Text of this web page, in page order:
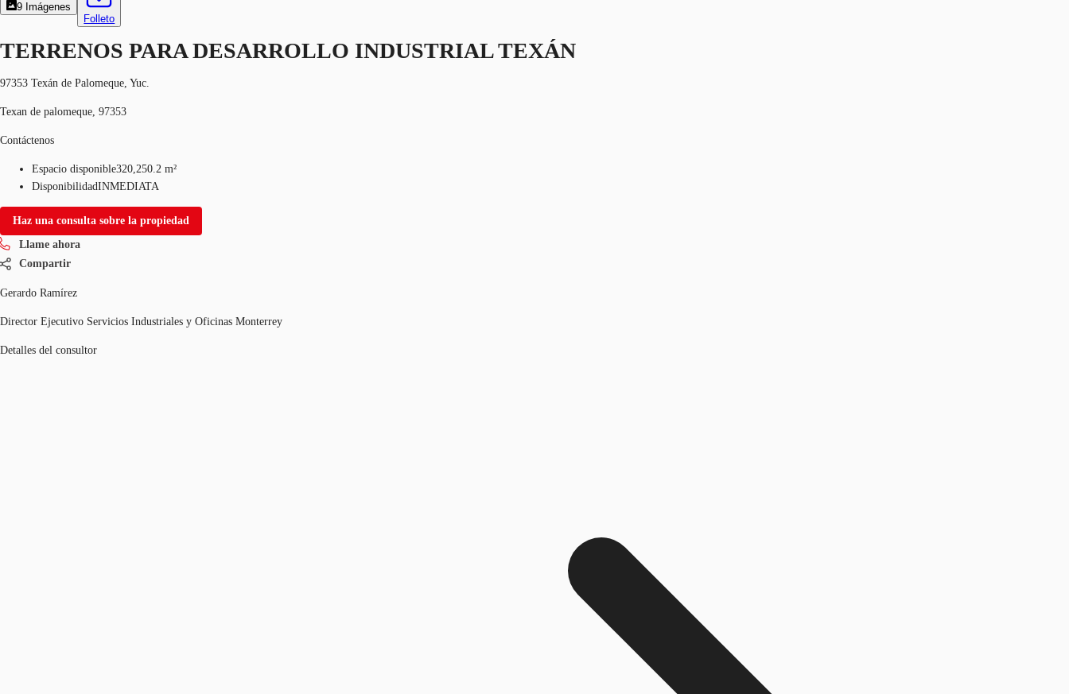
9 Imágenes
Folleto
TERRENOS PARA DESARROLLO INDUSTRIAL TEXÁN
97353 Texán de Palomeque, Yuc.
Texan de palomeque, 97353
Contáctenos
Espacio disponible320,250.2 m²
DisponibilidadINMEDIATA
Haz una consulta sobre la propiedad
Llame ahora
Compartir
Gerardo Ramírez
Director Ejecutivo Servicios Industriales y Oficinas Monterrey
Detalles del consultor